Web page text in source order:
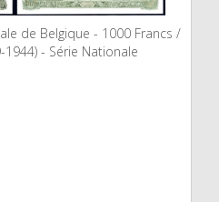
de Belgique - 1000 Francs /
1944) - Série Nationale